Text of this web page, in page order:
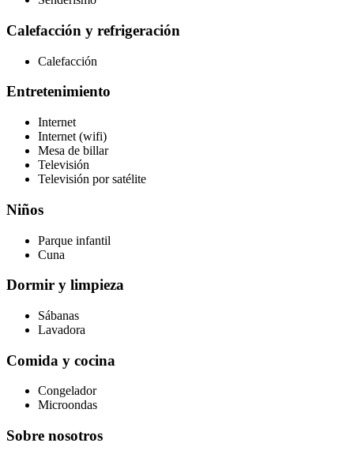
Calefacción y refrigeración
Calefacción
Entretenimiento
Internet
Internet (wifi)
Mesa de billar
Televisión
Televisión por satélite
Niños
Parque infantil
Cuna
Dormir y limpieza
Sábanas
Lavadora
Comida y cocina
Congelador
Microondas
Sobre nosotros